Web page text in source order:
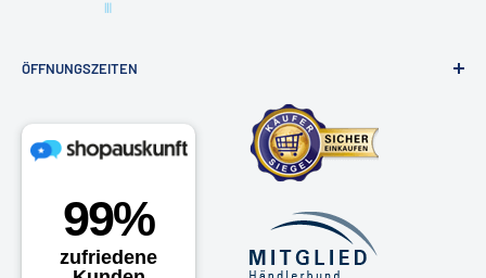
ÖFFNUNGSZEITEN
Osdorfer Landstraße 20, 22607 Hamburg
Samstags nach Vereinbarung